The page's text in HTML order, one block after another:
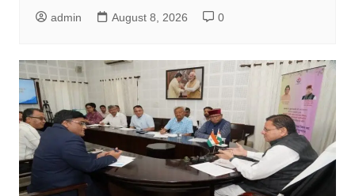
admin August 8, 2026 0